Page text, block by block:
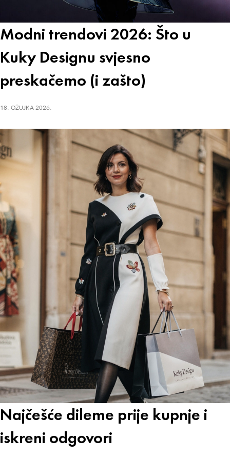
Modni trendovi 2026: Što u
Kuky Designu svjesno
preskačemo (i zašto)
18. OŽUJKA 2026.
Najčešće dileme prije kupnje i
iskreni odgovori